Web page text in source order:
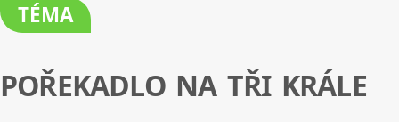
TÉMA
POŘEKADLO NA TŘI KRÁLE